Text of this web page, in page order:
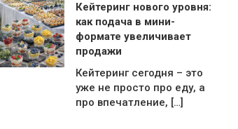
Кейтеринг нового уровня:
как подача в мини-
формате увеличивает
продажи
Кейтеринг сегодня – это
уже не просто про еду, а
про впечатление, […]